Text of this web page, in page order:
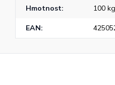
Hmotnost: 100 kg
EAN: